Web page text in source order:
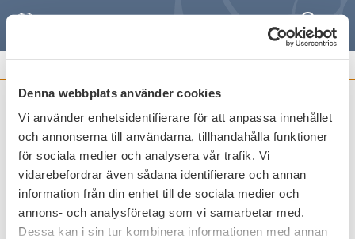
Denna webbplats använder cookies
Vi använder enhetsidentifierare för att anpassa innehållet
och annonserna till användarna, tillhandahålla funktioner
för sociala medier och analysera vår trafik. Vi
vidarebefordrar även sådana identifierare och annan
information från din enhet till de sociala medier och
annons- och analysföretag som vi samarbetar med.
Dessa kan i sin tur kombinera informationen med annan
SökMeny
FRAMSTÄLLNINGAR
Utkast till lagrådsremiss Ändrad
beskattning av inlösenaktier i vissa fall
Publicerat den26 oktober 2022